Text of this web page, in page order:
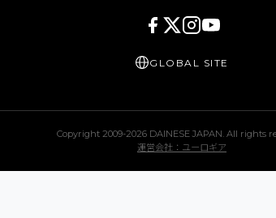
GLOBAL SITE
Copyright 2009-2026DAINESE JAPAN. All rights
運営会社：ユーロギア